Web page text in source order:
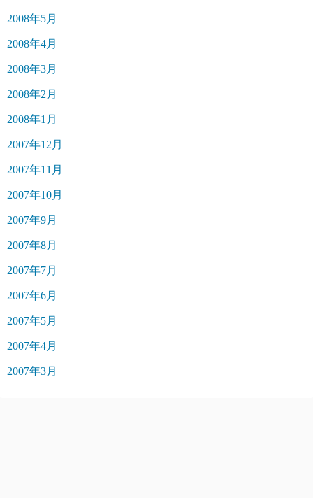
2008年5月
2008年4月
2008年3月
2008年2月
2008年1月
2007年12月
2007年11月
2007年10月
2007年9月
2007年8月
2007年7月
2007年6月
2007年5月
2007年4月
2007年3月